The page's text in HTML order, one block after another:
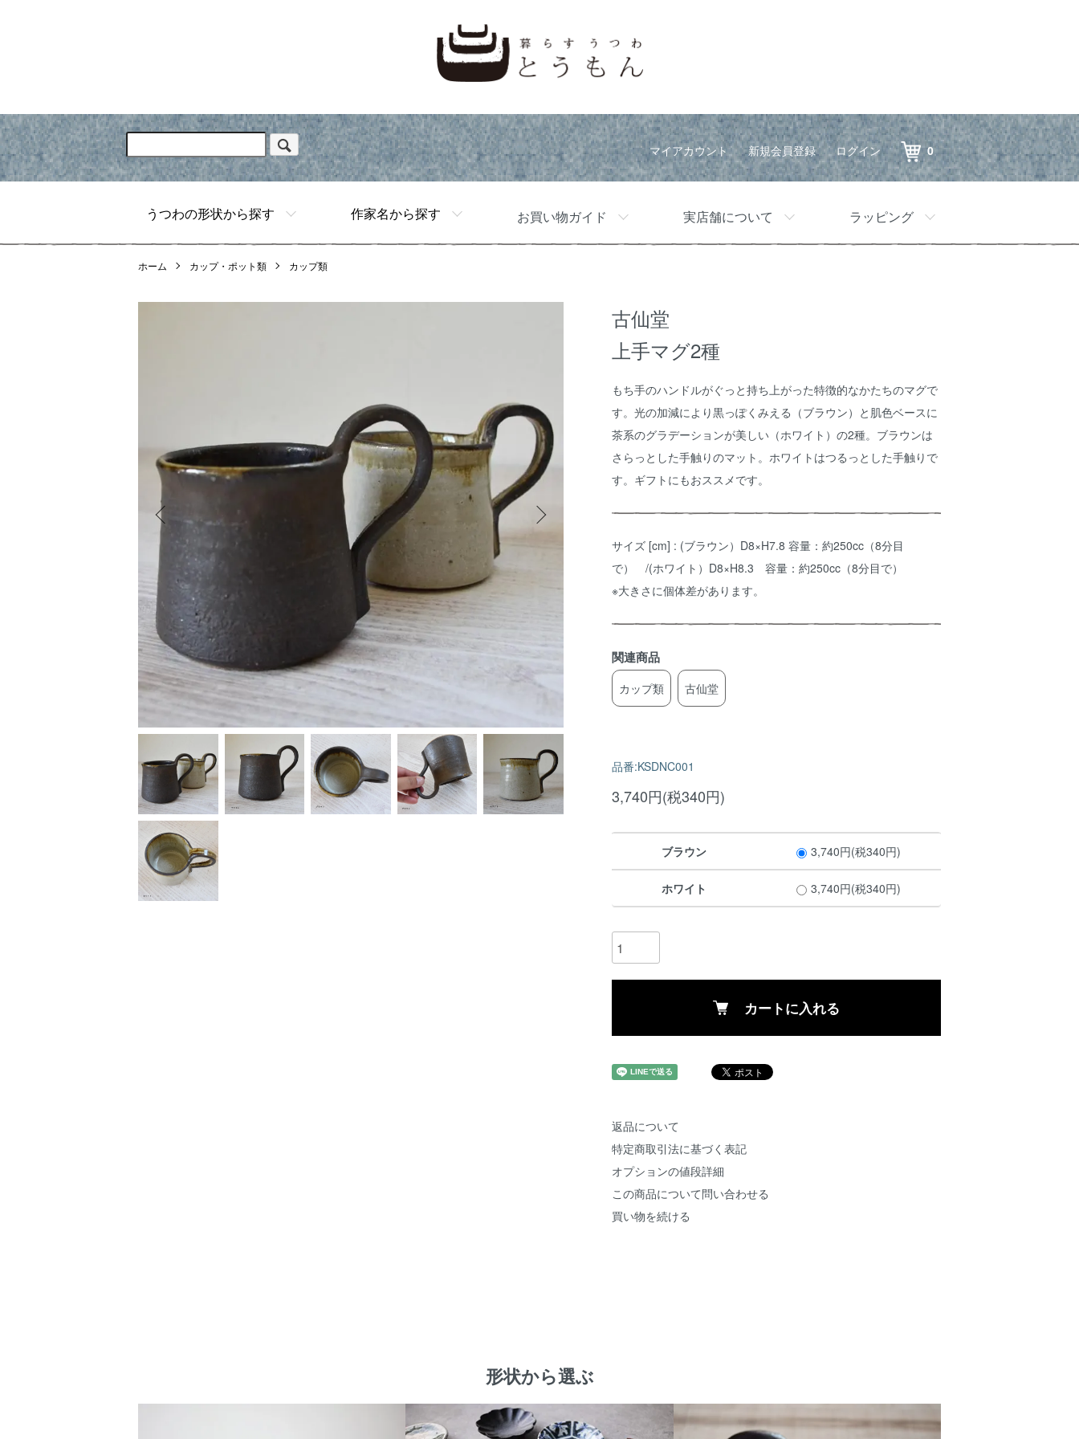
マイアカウント 新規会員登録 ログイン 0
うつわの形状から探す 作家名から探す お買い物ガイド 実店舗について ラッピング
ホーム カップ・ポット類 カップ類
古仙堂
上手マグ2種
もち手のハンドルがぐっと持ち上がった特徴的なかたちのマグで
す。光の加減により黒っぽくみえる（ブラウン）と肌色ベースに
茶系のグラデーションが美しい（ホワイト）の2種。ブラウンは
さらっとした手触りのマット。ホワイトはつるっとした手触りで
す。ギフトにもおススメです。
サイズ [cm] : (ブラウン）D8×H7.8 容量：約250cc（8分目
で） /(ホワイト）D8×H8.3 容量：約250cc（8分目で）
※大きさに個体差があります。
関連商品
カップ類 古仙堂
品番:KSDNC001
3,740円(税340円)
ブラウン 3,740円(税340円)
ホワイト 3,740円(税340円)
カートに入れる
返品について
特定商取引法に基づく表記
オプションの値段詳細
この商品について問い合わせる
買い物を続ける
形状から選ぶ